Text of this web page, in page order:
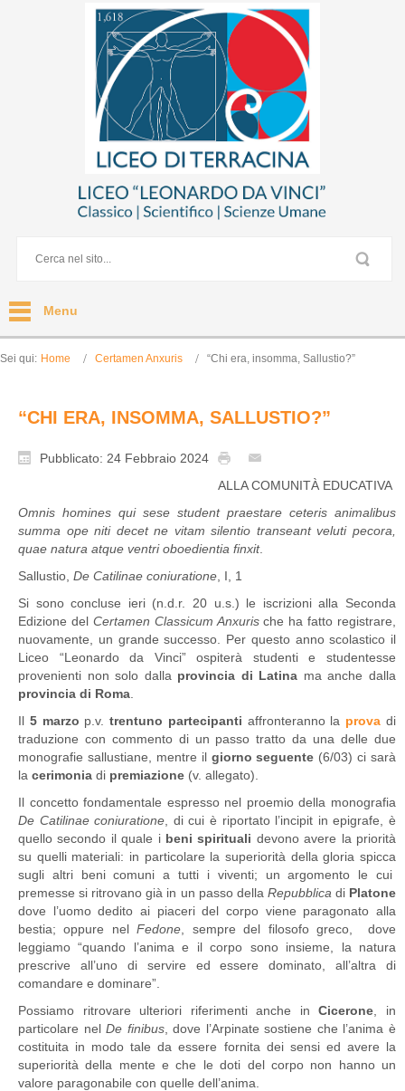
Menu
Sei qui: Home Certamen Anxuris “Chi era, insomma, Sallustio?”
“CHI ERA, INSOMMA, SALLUSTIO?”
Pubblicato: 24 Febbraio 2024
ALLA COMUNITÀ EDUCATIVA
Omnis homines qui sese student praestare ceteris animalibus
summa ope niti decet ne vitam silentio transeant veluti pecora,
quae natura atque ventri oboedientia finxit.
Sallustio, De Catilinae coniuratione , I, 1
Si sono concluse ieri (n.d.r. 20 u.s.) le iscrizioni alla Seconda
Edizione del Certamen Classicum Anxurische ha fatto registrare,
nuovamente, un grande successo. Per questo anno scolastico il
Liceo “Leonardo da Vinci” ospiterà studenti e studentesse
provenienti non solo dalla provincia di Latina ma anche dalla
provincia di Roma
Il 5 marzo p.v.trentuno partecipanti affronteranno la prova di
traduzione con commento di un passo tratto da una delle due
monografie sallustiane, mentre il giorno seguente (6/03) ci sarà
la cerimonia di premiazione (v. allegato).
Il concetto fondamentale espresso nel proemio della monografia
De Catilinae coniuratione , di cui è riportato l’incipit in epigrafe, è
quello secondo il quale i beni spirituali devono avere la priorità
su quelli materiali: in particolare la superiorità della gloria spicca
sugli altri beni comuni a tutti i viventi; un argomento le cui
premesse si ritrovano già in un passo della Repubblica di Platone
dove l’uomo dedito ai piaceri del corpo viene paragonato alla
bestia; oppure nelFedone , sempre del filosofo greco, dove
leggiamo “quando l’anima e il corpo sono insieme, la natura
prescrive all’uno di servire ed essere dominato, all’altra di
comandare e dominare”.
Possiamo ritrovare ulteriori riferimenti anche inCicerone , in
particolare nelDe finibus, dove l’Arpinate sostiene che l’anima è
costituita in modo tale da essere fornita dei sensi ed avere la
superiorità della mente e che le doti del corpo non hanno un
valore paragonabile con quelle dell’anima.